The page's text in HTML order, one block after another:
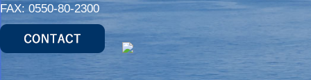
FAX: 0550-80-2300